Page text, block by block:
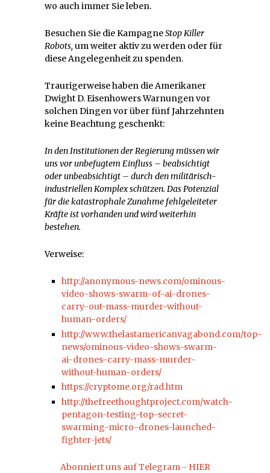
wo auch immer Sie leben.
Besuchen Sie die KampagneStop Killer
Robots, um weiter aktiv zu werden oder für
diese Angelegenheit zu spenden.
Traurigerweise haben die Amerikaner
Dwight D. Eisenhowers Warnungen vor
solchen Dingen vor über fünf Jahrzehnten
keine Beachtung geschenkt:
In den Institutionen der Regierung müssen wir
uns vor unbefugtem Einfluss – beabsichtigt
oder unbeabsichtigt – durch den militärisch-
industriellen Komplex schützen. Das Potenzial
für die katastrophale Zunahme fehlgeleiteter
Kräfte ist vorhanden und wird weiterhin
bestehen.
Verweise:
http://anonymous-news.com/ominous-
video-shows-swarm-of-ai-drones-
carry-out-mass-murder-without-
human-orders/
http://www.thelastamericanvagabond.com/top-
news/ominous-video-shows-swarm-
ai-drones-carry-mass-murder-
without-human-orders/
https://cryptome.org/rad.htm
http://thefreethoughtproject.com/watch-
pentagon-testing-top-secret-
swarming-micro-drones-launched-
fighter-jets/
Abonniert uns auf Telegram - HIER